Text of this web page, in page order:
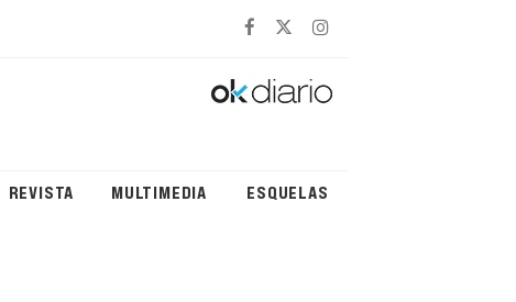
REVISTA MULTIMEDIA ESQUELAS